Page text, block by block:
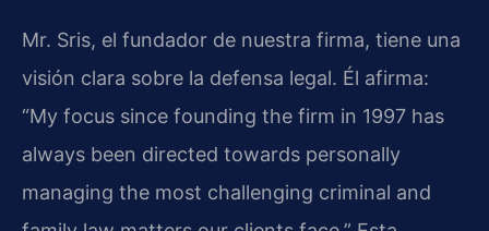
Mr. Sris, el fundador de nuestra firma, tiene una
visión clara sobre la defensa legal. Él afirma:
“My focus since founding the firm in 1997 has
always been directed towards personally
managing the most challenging criminal and